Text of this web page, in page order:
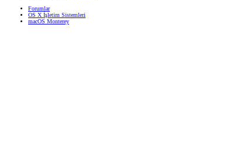
Forumlar
OS X İşletim Sistemleri
macOS Monterey